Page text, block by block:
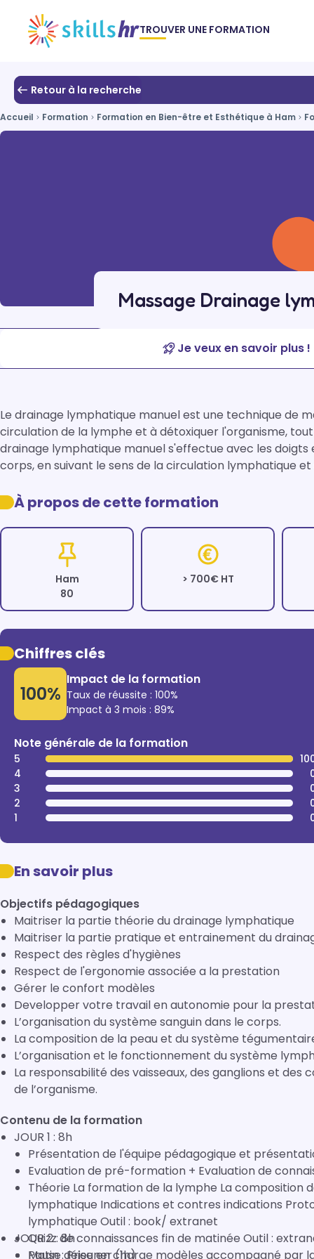
TROUVER UNE FORMATION
Retour à la recherche
Accueil Formation Formation en Bien-être et Esthétique à Ham
Massage Drainage
Je veux en savoir plus !
Le drainage lymphatique manuel est une technique de
circulation de la lymphe et à détoxiquer l'organisme,
drainage lymphatique manuel s'effectue avec les doigts
À propos de cette formation
Ham
80
> 700€ HT
Chiffres clés
100%
Impact de la formation
Taux de réussite : 100%
Impact à 3 mois : 89%
Note générale de la formation
5
4
3
2
1
En savoir plus
Objectifs pédagogiques
Maitriser la partie théorie du drainage lymphatique
Maitriser la partie pratique et entrainement du
Respect des règles d'hygiènes
Respect de l'ergonomie associée a la prestation
Gérer le confort modèles
Developper votre travail en autonomie pour la
L’organisation du système sanguin dans le corps.
La composition de la peau et du système
L’organisation et le fonctionnement du système
La responsabilité des vaisseaux, des ganglions et
de l’organisme.
Contenu de la formation
JOUR 1 : 8h
Théorie La formation de la lymphe La composition
lymphatique Indications et contres indications Protocole complet d’une séances de drainage
lymphatique Outil : book/ extranet
Quizz de connaissances fin de matinée Outil :
Pause déjeuner (1h)
JOUR 2 : 8h
Matin : Prise en charge modèles accompagné